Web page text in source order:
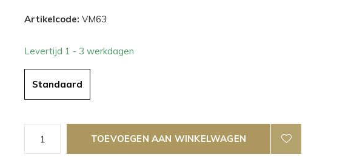
Artikelcode: VM63
Levertijd 1 - 3 werkdagen
Standaard
TOEVOEGEN AAN WINKELWAGEN